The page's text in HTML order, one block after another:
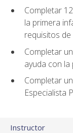
Completar
la primera
requisitos de
Completar
ayuda con
Completar
Especialista
Instructor